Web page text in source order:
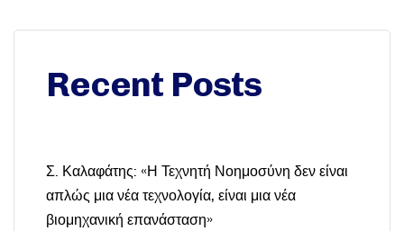
Recent Posts
Σ. Καλαφάτης: «Η Τεχνητή Νοημοσύνη δεν είναι
απλώς μια νέα τεχνολογία, είναι μια νέα
βιομηχανική επανάσταση»